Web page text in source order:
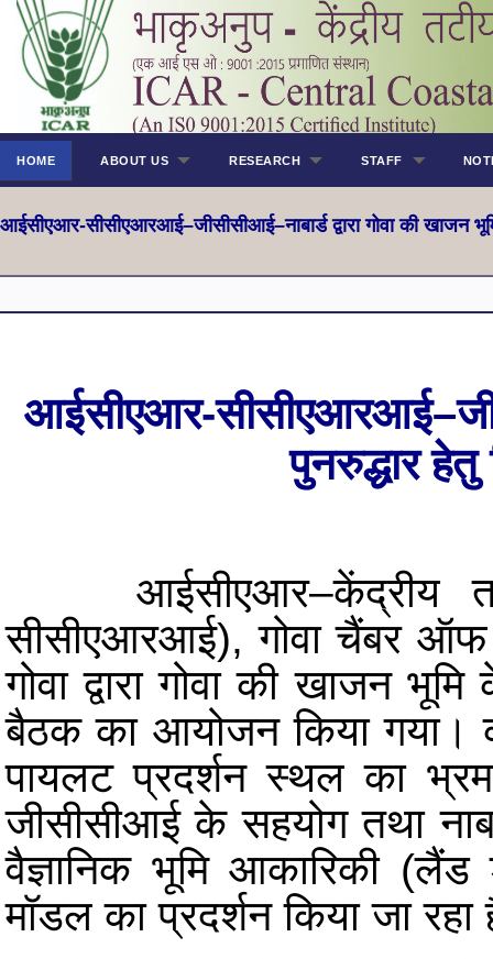
HOME ABOUT US RESEARCH STAFF
आईसीएआर-सीसीएआरआई–जीसीसीआई–नाबार्ड द्वारा गोवा की खाजन
आईसीएआर-
पुनरुद्धार
आईसीएआर–केंद्रीय
सीसीएआरआई), गोवा चैंबर ऑफ
गोवा द्वारा गोवा की खाजन
बैठक का आयोजन किया गया।
पायलट प्रदर्शन स्थल का
जीसीसीआई के सहयोग तथा
वैज्ञानिक भूमि आकारिकी
मॉडल का प्रदर्शन किया जा